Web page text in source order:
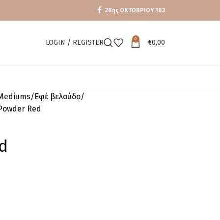
28ης ΟΚΤΩΒΡΙΟΥ 183
LOGIN / REGISTER 0 €0,00
Εφέ βελούδο
Red